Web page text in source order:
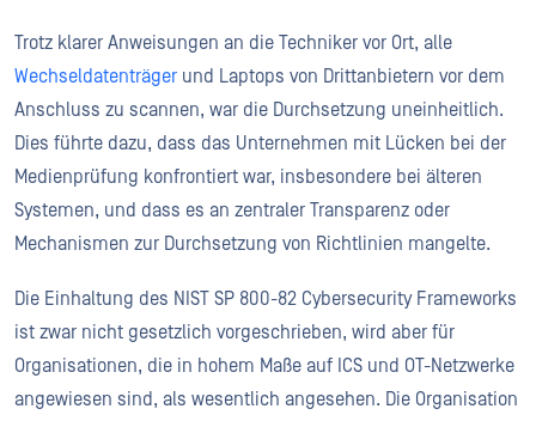
Trotz klarer Anweisungen an die Techniker vor Ort, alle
Wechseldatenträger und Laptops von Drittanbietern vor dem
Anschluss zu scannen, war die Durchsetzung uneinheitlich.
Dies führte dazu, dass das Unternehmen mit Lücken bei der
Medienprüfung konfrontiert war, insbesondere bei älteren
Systemen, und dass es an zentraler Transparenz oder
Mechanismen zur Durchsetzung von Richtlinien mangelte.
Die Einhaltung des NIST SP 800-82 Cybersecurity Frameworks
ist zwar nicht gesetzlich vorgeschrieben, wird aber für
Organisationen, die in hohem Maße auf ICS und OT-Netzwerke
angewiesen sind, als wesentlich angesehen. Die Organisation